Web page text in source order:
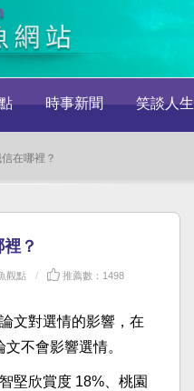
時事新聞 笑談人生
在哪裡？
？
觀點 推薦數：1498
文對選情的影響，在
不會影響選情。
堅欣賞度 18%、桃園